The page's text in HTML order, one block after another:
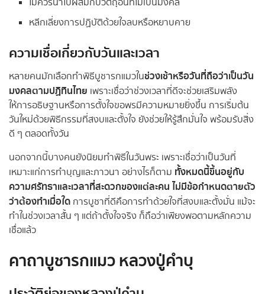
หลีกเลี่ยงการปฏิบัติด้วยใจลบหรือหยาบคาย
ความเชื่อเกี่ยวกับวันและเวลา
หลายคนมักเลือกทำพิธีบูชารกแมวในช่วงเช้าหรือวันที่ถือว่าเป็นวัน
มงคลตามปฏิทินไทย เพราะเชื่อว่าช่วงเวลาที่ดีจะช่วยเสริมพลัง
ให้การอธิษฐานหรือการตั้งใจขอพรมีความหมายยิ่งขึ้น การเริ่มต้น
วันใหม่ด้วยพิธีกรรมที่สงบและตั้งใจ ยังช่วยให้รู้สึกมั่นใจ พร้อมรับสิ่ง
ดี ๆ ตลอดทั้งวัน
นอกจากนี้บางคนยังนิยมทำพิธีในวันพระ เพราะเชื่อว่าเป็นวันที่
เหมาะแก่การทำบุญและภาวนา อย่างไรก็ตาม ทั้งหมดนี้ขึ้นอยู่กับ
ความศรัทธาและเวลาที่สะดวกของแต่ละคน ไม่มีข้อกำหนดตายตัว
ว่าต้องทำเมื่อใด การบูชาที่ดีคือการทำด้วยใจที่สงบและตั้งมั่น แม้จะ
ทำในช่วงเวลาสั้น ๆ แต่ถ้าตั้งใจจริง ก็ถือว่าเพียงพอตามหลักความ
เชื่อแล้ว
คาถาบูชารกแมว หลวงปู่คำบุ